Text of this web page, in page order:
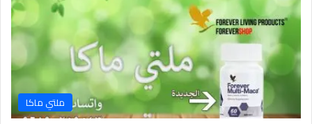
ملتي ماكا